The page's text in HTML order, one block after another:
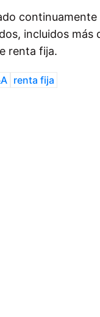
incluidos
renta fija.
renta fija